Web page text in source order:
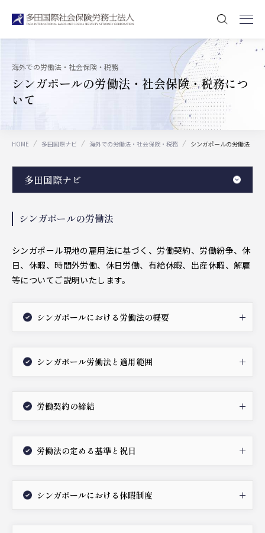
海外での労働法・社会保険・税務
シンガポールの労働法・社会保険・税務につ
いて
HOME 多田国際ナビ 海外での労働法・社会保険・税務 シンガポールの労働法
多田国際ナビ
シンガポールの労働法
シンガポール現地の雇用法に基づく、労働契約、労働紛争、休
日、休暇、時間外労働、休日労働、有給休暇、出産休暇、解雇
等についてご説明いたします。
シンガポールにおける労働法の概要
シンガポール労働法と適用範囲
労働契約の締結
労働法の定める基準と祝日
シンガポールにおける休暇制度